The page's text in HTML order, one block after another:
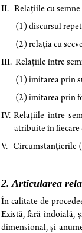
II. Relaţiile cu semne
(1) discursul
(2) relaţia cu
III. Relaţiile între
(1) imitarea prin
(2) imitarea prin
IV. Relaţiile între
atribuite în fiecare
V. Circumstanţierile (
2. Articularea
În calitate de
Există, fără îndoială,
dimensional, și